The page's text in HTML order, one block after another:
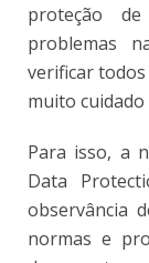
proteção
problemas
verificar
muito
Para isso, a
Data
observância
normas e